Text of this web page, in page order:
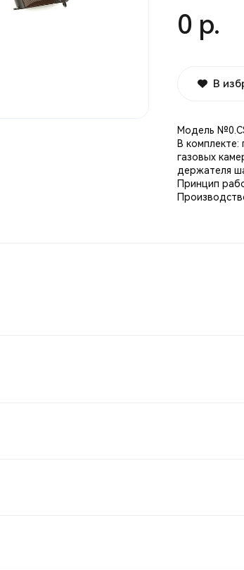
0 р.
В
Модель
В комплекте:
газовых
держателя
Принцип